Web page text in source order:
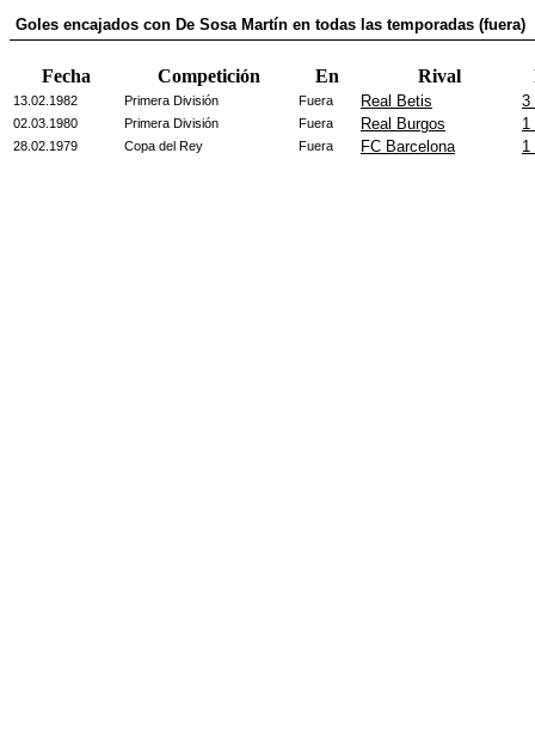
Goles encajados con De Sosa Martín en todas las temporadas (fuera)
Fecha Competición En Rival
13.02.1982 Primera División Fuera Real Betis 3
02.03.1980 Primera División Fuera Real Burgos 1
28.02.1979 Copa del Rey Fuera FC Barcelona 1